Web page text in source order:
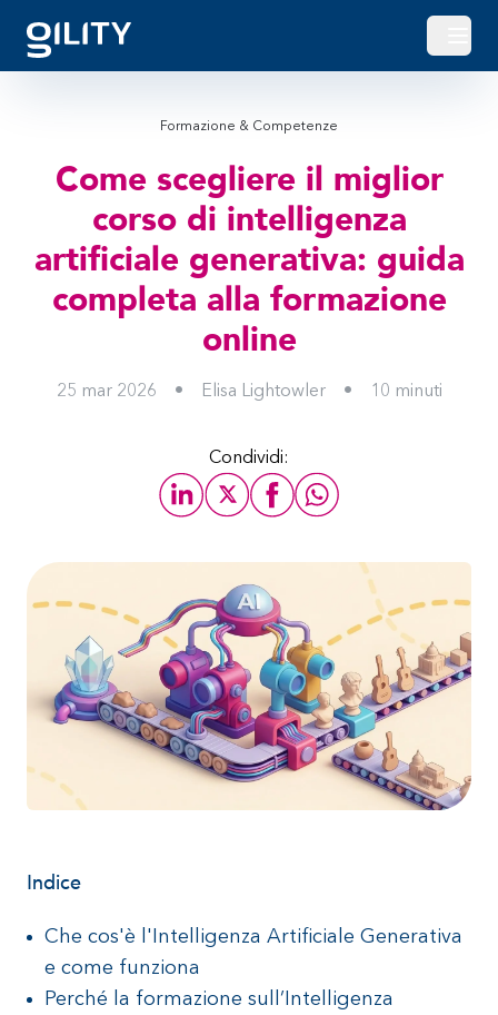
Apri
Formazione & Competenze
Come scegliere il miglior
corso di intelligenza
artificiale generativa: guida
completa alla formazione
online
25 mar 2026 • Elisa Lightowler • 10 minuti
Condividi:
Indice
Che cos'è l'Intelligenza Artificiale Generativa
e come funziona
Perché la formazione sull’Intelligenza